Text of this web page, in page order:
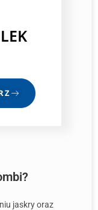
jaskry oraz